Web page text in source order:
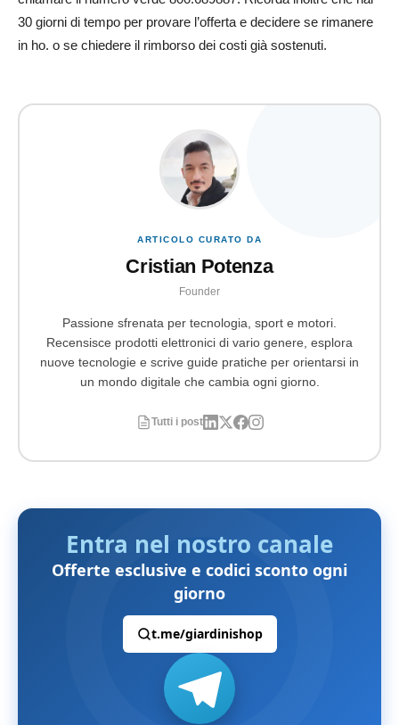
30 giorni di tempo per provare l’offerta e decidere se rimanere
in ho. o se chiedere il rimborso dei costi già sostenuti.
ARTICOLO CURATO DA
Cristian Potenza
Founder
Passione sfrenata per tecnologia, sport e motori.
Recensisce prodotti elettronici di vario genere, esplora
nuove tecnologie e scrive guide pratiche per orientarsi in
un mondo digitale che cambia ogni giorno.
Tutti i post
Entra nel nostro canale
Offerte esclusive e codici sconto ogni
giorno
t.me/giardinishop